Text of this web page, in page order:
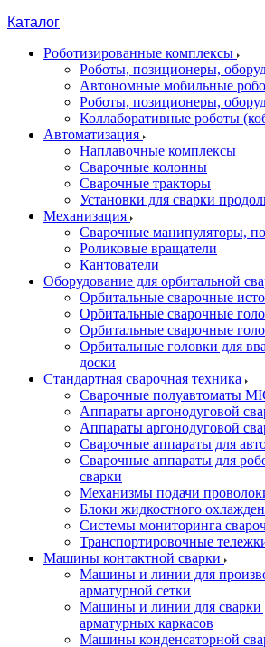
Каталог
Роботизированные комплексы
Роботы, позиционеры,
Автономные мобильные
Роботы, позиционеры,
Коллаборативные роботы
Автоматизация
Наплавочные комплексы
Сварочные колонны
Сварочные тракторы
Установки для сварки
Механизация
Сварочные манипуляторы,
Роликовые вращатели
Кантователи
Оборудование для орбитальной
Орбитальные сварочные
Орбитальные сварочные
Орбитальные сварочные
Орбитальные головки для
доски
Стандартная сварочная техника
Сварочные полуавтоматы
Аппараты аргонодуговой
Аппараты аргонодуговой
Сварочные аппараты для
Сварочные аппараты для
сварки
Механизмы подачи
Блоки жидкостного
Системы мониторинга
Транспортировочные
Машины контактной сварки
Машины и линии для
арматурной сетки
Машины и линии для сварки
арматурных каркасов
Машины конденсаторной